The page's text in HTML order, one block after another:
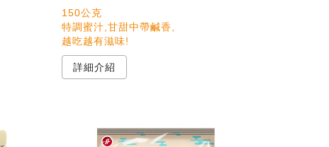
150公克
特調蜜汁,甘甜中帶鹹香,
越吃越有滋味!
詳細介紹